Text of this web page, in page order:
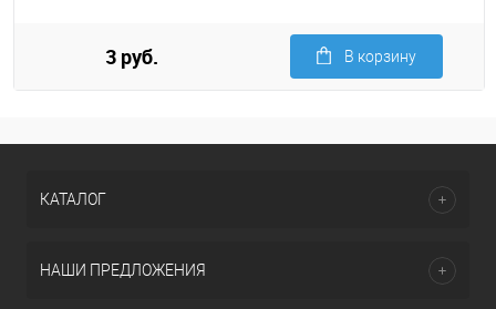
3 руб. В корзину
КАТАЛОГ
НАШИ ПРЕДЛОЖЕНИЯ